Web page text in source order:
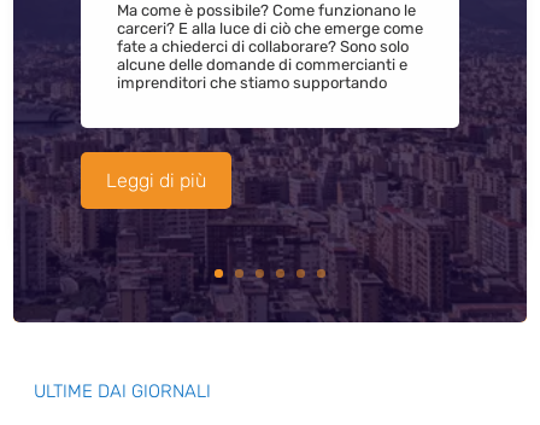
Ma come è possibile? Come funzionano le
carceri? E alla luce di ciò che emerge come
fate a chiederci di collaborare? Sono solo
alcune delle domande di commercianti e
imprenditori che stiamo supportando
Leggi di più
ULTIME DAI GIORNALI